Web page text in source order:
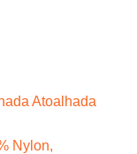
Atoalhada
Nylon,